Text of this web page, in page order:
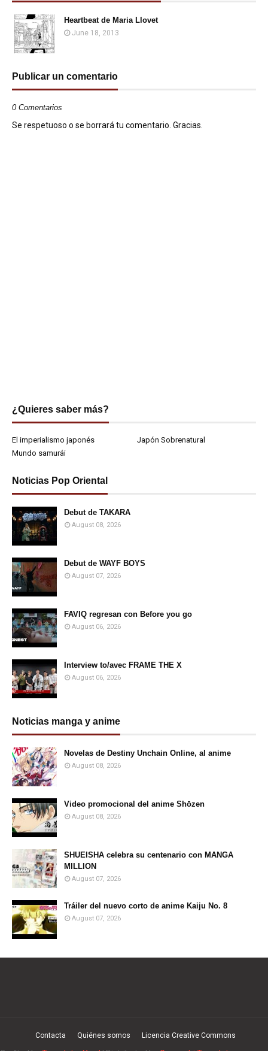
Heartbeat de Maria Llovet
June 18, 2013
Publicar un comentario
0 Comentarios
Se respetuoso o se borrará tu comentario. Gracias.
¿Quieres saber más?
El imperialismo japonés
Japón Sobrenatural
Mundo samurái
Noticias Pop Oriental
Debut de TAKARA
August 08, 2026
Debut de WAYF BOYS
August 07, 2026
FAVIQ regresan con Before you go
August 06, 2026
Interview to/avec FRAME THE X
August 06, 2026
Noticias manga y anime
Novelas de Destiny Unchain Online, al anime
August 08, 2026
Video promocional del anime Shōzen
August 08, 2026
SHUEISHA celebra su centenario con MANGA
MILLION
August 07, 2026
Tráiler del nuevo corto de anime Kaiju No. 8
August 07, 2026
Contacta Quiénes somos Licencia Creative Commons